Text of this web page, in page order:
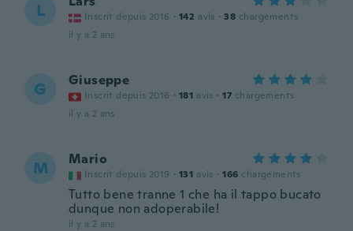
L Inscrit depuis 2016 · 142 avis · 38 chargements
il y a 2 ans
G Giuseppe
Inscrit depuis 2016 · 181 avis · 17 chargements
il y a 2 ans
M Mario
Inscrit depuis 2019 · 131 avis · 166 chargements
Tutto bene tranne 1 che ha il tappo bucato
dunque non adoperabile!
il y a 2 ans